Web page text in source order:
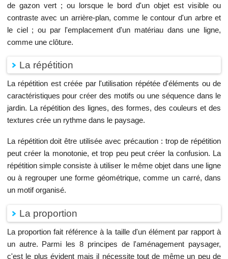
de gazon vert ; ou lorsque le bord d'un objet est visible ou
contraste avec un arrière-plan, comme le contour d'un arbre et
le ciel ; ou par l'emplacement d'un matériau dans une ligne,
comme une clôture.
La répétition
La répétition est créée par l'utilisation répétée d'éléments ou de
caractéristiques pour créer des motifs ou une séquence dans le
jardin. La répétition des lignes, des formes, des couleurs et des
textures crée un rythme dans le paysage.
La répétition doit être utilisée avec précaution : trop de répétition
peut créer la monotonie, et trop peu peut créer la confusion. La
répétition simple consiste à utiliser le même objet dans une ligne
ou à regrouper une forme géométrique, comme un carré, dans
un motif organisé.
La proportion
La proportion fait référence à la taille d'un élément par rapport à
un autre. Parmi les 8 principes de l'aménagement paysager,
c'est le plus évident mais il nécessite tout de même un peu de